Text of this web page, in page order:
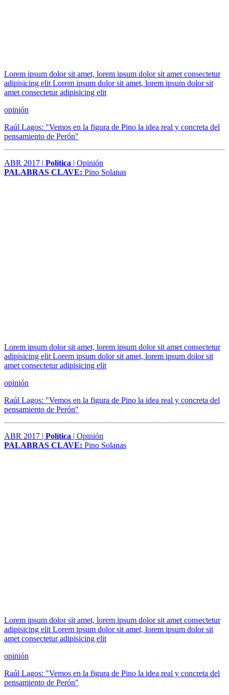
Lorem ipsum dolor sit amet, lorem ipsum dolor sit amet consectetur
adipisicing elit Lorem ipsum dolor sit amet, lorem ipsum dolor sit
amet consectetur adipisicing elit
opinión
Raúl Lagos: "Vemos en la figura de Pino la idea real y concreta del
pensamiento de Perón"
ABR 2017 | Política | Opinión
PALABRAS CLAVE: Pino Solanas
Lorem ipsum dolor sit amet, lorem ipsum dolor sit amet consectetur
adipisicing elit Lorem ipsum dolor sit amet, lorem ipsum dolor sit
amet consectetur adipisicing elit
opinión
Raúl Lagos: "Vemos en la figura de Pino la idea real y concreta del
pensamiento de Perón"
ABR 2017 | Política | Opinión
PALABRAS CLAVE: Pino Solanas
Lorem ipsum dolor sit amet, lorem ipsum dolor sit amet consectetur
adipisicing elit Lorem ipsum dolor sit amet, lorem ipsum dolor sit
amet consectetur adipisicing elit
opinión
Raúl Lagos: "Vemos en la figura de Pino la idea real y concreta del
pensamiento de Perón"